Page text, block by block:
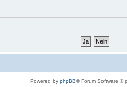
Powered by phpBB® Forum Software ©